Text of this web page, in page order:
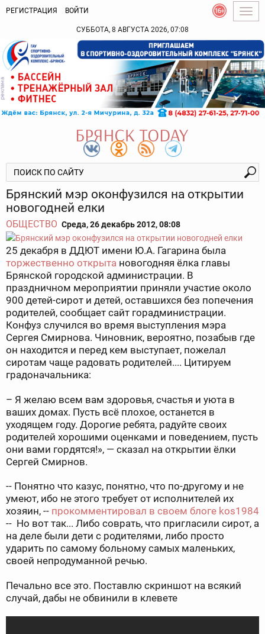
РЕГИСТРАЦИЯ ВОЙТИ
СУББОТА, 8 АВГУСТА 2026, 07:08
Брянский мэр оконфузился на открытии
новогодней елки
ОБЩЕСТВО Среда, 26 декабрь 2012, 08:08
25 декабря в ДДЮТ имени Ю.А. Гагарина была
торжественно открыта новогодняя ёлка главы
Брянской городской администрации. В
праздничном мероприятии приняли участие около
900 детей-сирот и детей, оставшихся без попечения
родителей, сообщает сайт горадминистрации.
Конфуз случился во время выступления мэра
Сергея Смирнова. Чиновник, вероятно, позабыв где
он находится и перед кем выступает, пожелал
сиротам чаще радовать родителей.... Цитируем
градоначальника:
– Я желаю всем вам здоровья, счастья и уюта в
ваших домах. Пусть всё плохое, останется в
уходящем году. Дорогие ребята, радуйте своих
родителей хорошими оценками и поведением, пусть
они вами гордятся!», — сказал на открытии ёлки
Сергей Смирнов.
-- Понятно что казус, понятно, что по-другому и не
умеют, ибо не этого требует от исполнителей их
хозяин, -- прокомментировал в своем блоге kos1984
-- Но вот так... Либо соврать, что пригласили сирот, а
на деле были дети с родителями, либо просто
ударить по самому больному самых маленьких,
своей непродуманной речью.
Печально все это. Поставлю скриншот на всякий
случай, дабы не обвинили в клевете